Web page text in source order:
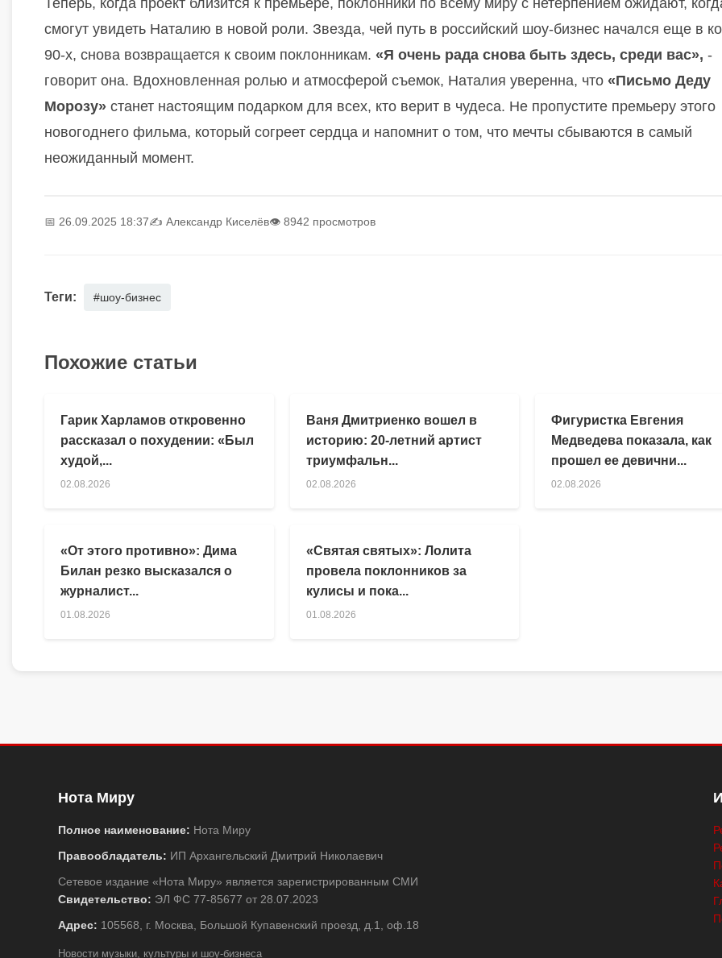
Теперь, когда проект близится к премьере, поклонники по всему миру с нетерпением ожидают,
смогут увидеть Наталию в новой роли. Звезда, чей путь в российский шоу-бизнес начался еще в
90-х, снова возвращается к своим поклонникам. «Я очень рада снова быть здесь, среди вас», -
говорит она. Вдохновленная ролью и атмосферой съемок, Наталия уверенна, что «Письмо Деду
Морозу» станет настоящим подарком для всех, кто верит в чудеса. Не пропустите премьеру этого
новогоднего фильма, который согреет сердца и напомнит о том, что мечты сбываются в самый
неожиданный момент.
📅 26.09.2025 18:37✍️ Александр Киселёв👁 8942 просмотров
Теги: #шоу-бизнес
Похожие статьи
Гарик Харламов откровенно
рассказал о похудении: «Был
худой,...
02.08.2026
Ваня Дмитриенко вошел в
историю: 20-летний артист
триумфальн...
02.08.2026
Фигуристка Евгения
Медведева показала, как
прошел ее девични...
02.08.2026
«От этого противно»: Дима
Билан резко высказался о
журналист...
01.08.2026
«Святая святых»: Лолита
провела поклонников за
кулисы и пока...
01.08.2026
Нота Миру
Полное наименование: Нота Миру
Правообладатель: ИП Архангельский Дмитрий Николаевич
Сетевое издание «Нота Миру» является зарегистрированным СМИ
Свидетельство: ЭЛ ФС 77-85677 от 28.07.2023
Адрес: 105568, г. Москва, Большой Купавенский проезд, д.1, оф.18
Новости музыки, культуры и шоу-бизнеса